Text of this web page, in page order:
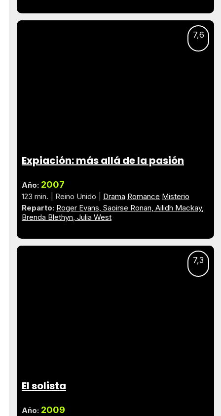
7,6
Expiación: más allá de la pasión
Año: 2007
123 min. Reino Unido Drama Romance Misterio
Reparto: Roger Evans Saoirse Ronan Ailidh Mackay
Brenda Blethyn Julia West
7,3
El solista
Año: 2009